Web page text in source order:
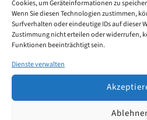
Cookies, um Geräteinformationen zu
Wenn Sie diesen Technologien zustimmen,
Surfverhalten oder eindeutige IDs auf dieser
Zustimmung nicht erteilen oder widerrufen,
Funktionen beeinträchtigt sein.
Dienste verwalten
2023 wurden in Velbert 99
Gebrauchsmuster beim DPMA
durch die großen